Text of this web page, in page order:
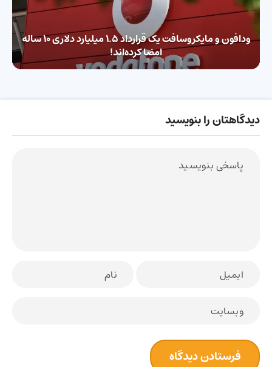
ودافون و مایکروسافت یک قرارداد 1.5 میلیارد دلاری ۱۰ ساله
امضا کرده‌اند!
دیدگاهتان را بنویسید